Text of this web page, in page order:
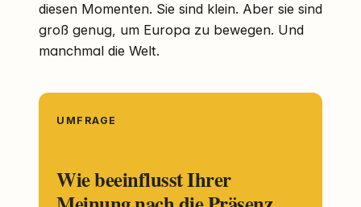
diesen Momenten. Sie sind klein. Aber sie sind
groß genug, um Europa zu bewegen. Und
manchmal die Welt.
UMFRAGE
Wie beeinflusst Ihrer